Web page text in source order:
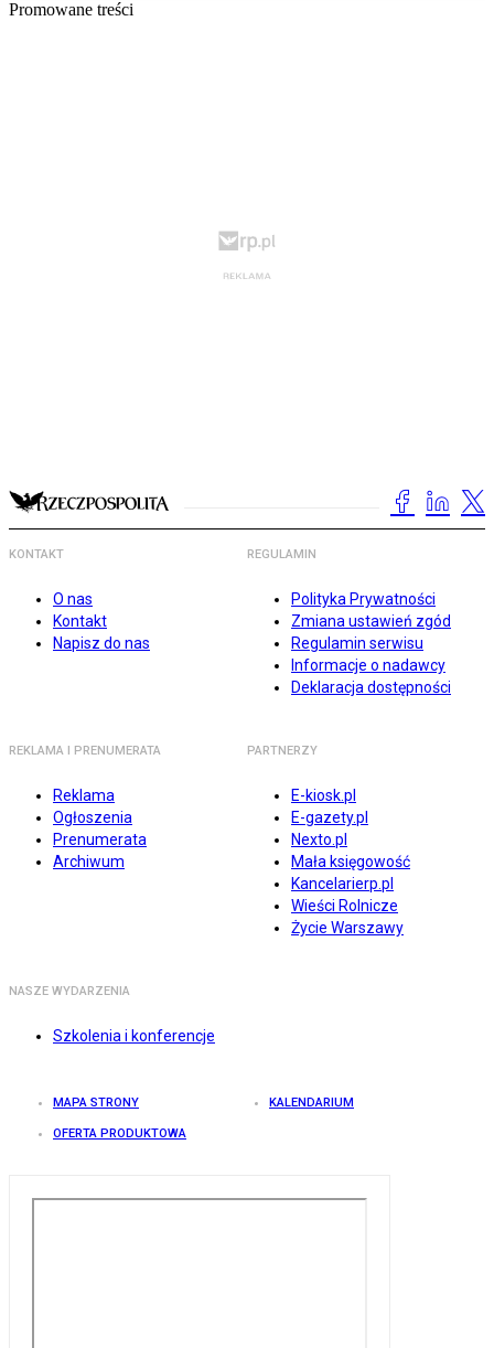
Promowane treści
KONTAKT
O nas
Kontakt
Napisz do nas
REGULAMIN
Polityka Prywatności
Zmiana ustawień zgód
Regulamin serwisu
Informacje o nadawcy
Deklaracja dostępności
REKLAMA I PRENUMERATA
Reklama
Ogłoszenia
Prenumerata
Archiwum
PARTNERZY
E-kiosk.pl
E-gazety.pl
Nexto.pl
Mała księgowość
Kancelarierp.pl
Wieści Rolnicze
Życie Warszawy
NASZE WYDARZENIA
Szkolenia i konferencje
MAPA STRONY KALENDARIUM
OFERTA PRODUKTOWA